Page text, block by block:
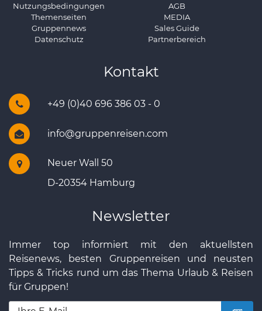
Nutzungsbedingungen
Themenseiten
Gruppennews
Datenschutz
AGB
MEDIA
Sales Guide
Partnerbereich
Kontakt
+49 (0)40 696 386 03 - 0
info@gruppenreisen.com
Neuer Wall 50
D-20354 Hamburg
Newsletter
Immer top informiert mit den aktuellsten
Reisenews, besten Gruppenreisen und neusten
Tipps & Tricks rund um das Thema Urlaub & Reisen
für Gruppen!